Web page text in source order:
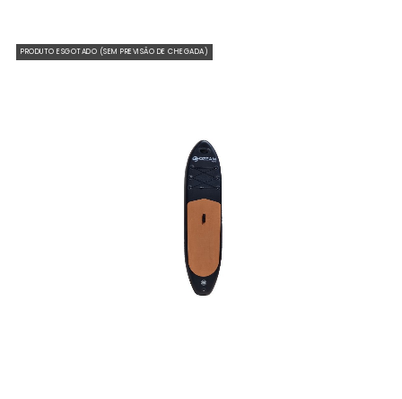
PRODUTO ESGOTADO (SEM PREVISÃO DE CHEGADA)